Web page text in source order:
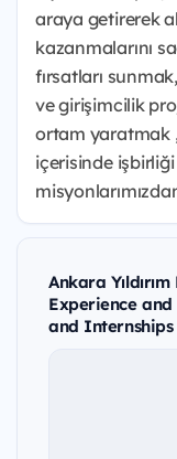
araya getirerek
kazanmalarını
fırsatları
ve girişimcilik
ortam yaratmak
içerisinde
Ankara
Experience
and Internships